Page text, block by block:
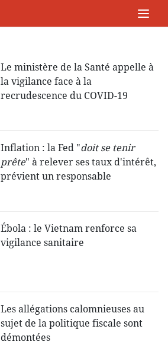
Le ministère de la Santé appelle à
la vigilance face à la
recrudescence du COVID-19
Inflation : la Fed "doit se tenir
prête" à relever ses taux d'intérêt,
prévient un responsable
Ébola : le Vietnam renforce sa
vigilance sanitaire
Les allégations calomnieuses au
sujet de la politique fiscale sont
démontées